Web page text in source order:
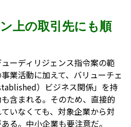
上の取引先にも順
ーディリジェンス指令案の範
業活動に加えて、バリューチェ
）ビジネス関係」を持
含まれる。そのため、直接的
いなくても、対象企業から対
る。中小企業も要注意だ。